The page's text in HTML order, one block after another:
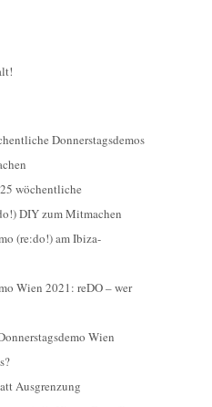
Donnerstagsdemos
wöchentliche
DIY zum Mitmachen
(re:do!) am Ibiza-
Wien 2021: reDO – wer
Wien
Ausgrenzung